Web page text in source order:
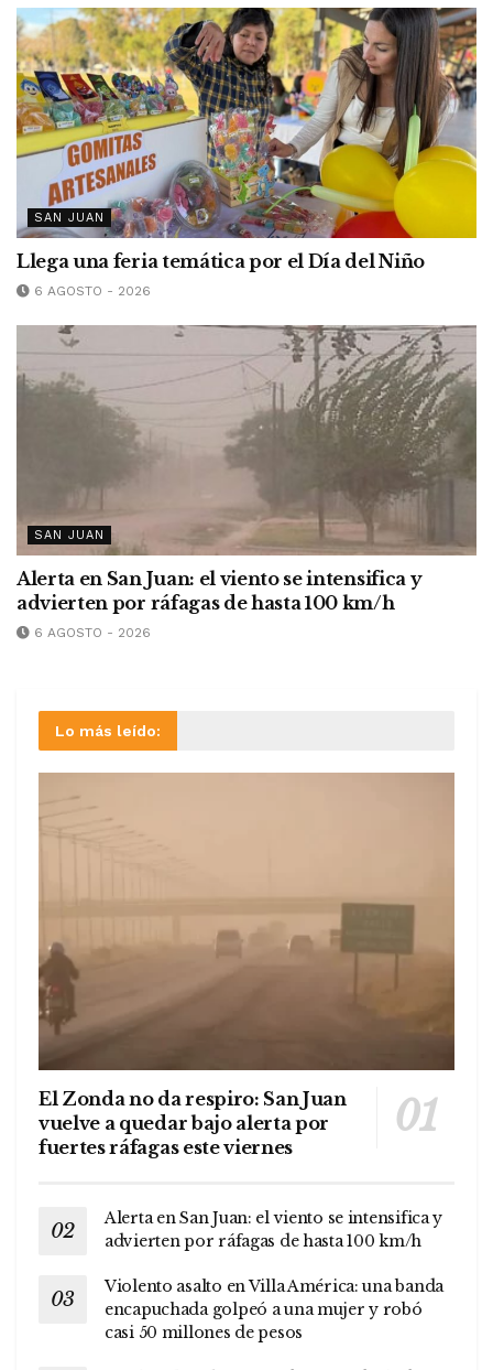
SAN JUAN
Llega una feria temática por el Día del Niño
6 AGOSTO - 2026
SAN JUAN
Alerta en San Juan: el viento se intensifica y
advierten por ráfagas de hasta 100 km/h
6 AGOSTO - 2026
Lo más leído:
El Zonda no da respiro: San Juan
vuelve a quedar bajo alerta por
fuertes ráfagas este viernes
Alerta en San Juan: el viento se intensifica y
advierten por ráfagas de hasta 100 km/h
Violento asalto en Villa América: una banda
encapuchada golpeó a una mujer y robó
casi 50 millones de pesos